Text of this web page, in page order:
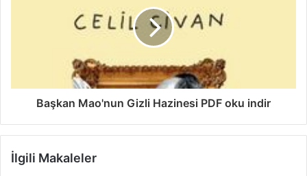
Başkan Mao'nun Gizli Hazinesi PDF oku indir
İlgili Makaleler